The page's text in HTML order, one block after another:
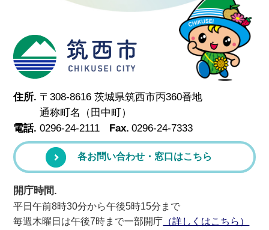
筑西市
住所. 〒308-8616 茨城県筑西市丙360番地
通称町名（田中町）
電話. 0296-24-2111 Fax. 0296-24-7333
各お問い合わせ・窓口はこちら
開庁時間.
平日午前8時30分から午後5時15分まで
毎週木曜日は午後7時まで一部開庁 （詳しくはこちら）